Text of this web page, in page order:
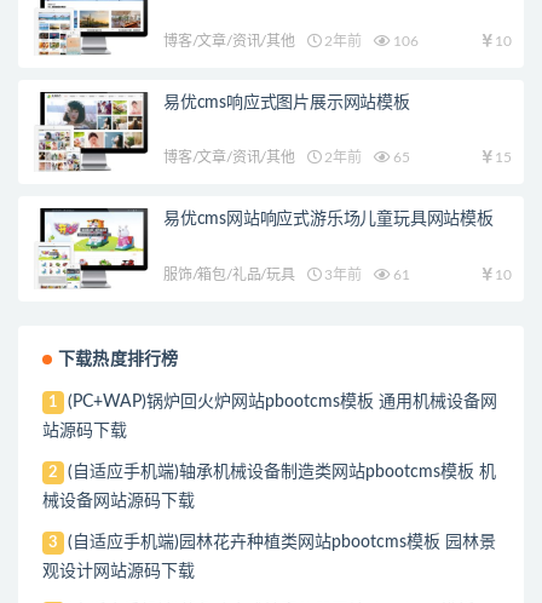
博客/文章/资讯/其他 2年前 106 10
易优cms响应式图片展示网站模板
博客/文章/资讯/其他 2年前 65 15
易优cms网站响应式游乐场儿童玩具网站模板
服饰/箱包/礼品/玩具 3年前 61 10
下载热度排行榜
1
(PC+WAP)锅炉回火炉网站pbootcms模板 通用机械设备网
站源码下载
2
(自适应手机端)轴承机械设备制造类网站pbootcms模板 机
械设备网站源码下载
3
(自适应手机端)园林花卉种植类网站pbootcms模板 园林景
观设计网站源码下载